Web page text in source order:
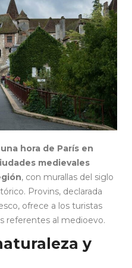
hora de París en
medievales
, con murallas del siglo
Provins, declarada
ofrece a los turistas
referentes al medioevo.
y